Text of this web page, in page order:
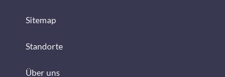
Sitemap
Standorte
Über uns